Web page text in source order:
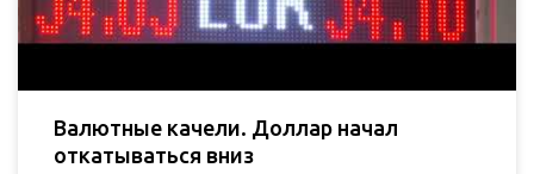
Валютные качели. Доллар начал
откатываться вниз